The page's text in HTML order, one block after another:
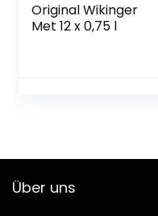
Original Wikinger
Met 12 x 0,75 l
Über uns